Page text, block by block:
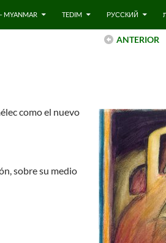
MYANMAR TEDIM РУССКИЙ
ANTERIOR
como el nuevo
sobre su medio